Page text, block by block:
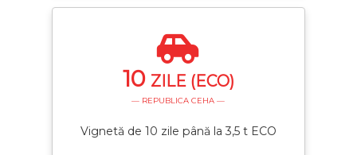
10 ZILE (ECO)
— REPUBLICA CEHA —
Vignetă de 10 zile până la 3,5 t ECO